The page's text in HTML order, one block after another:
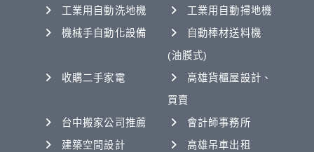
工業用自動洗地機
工業用自動掃地機
機械手自動化設備
自動棒材送料機
(油膜式)
收購二手家電
高雄貨櫃屋設計、
買賣
台中搬家公司推薦
會計師事務所
建築空間設計
高雄吊車出租